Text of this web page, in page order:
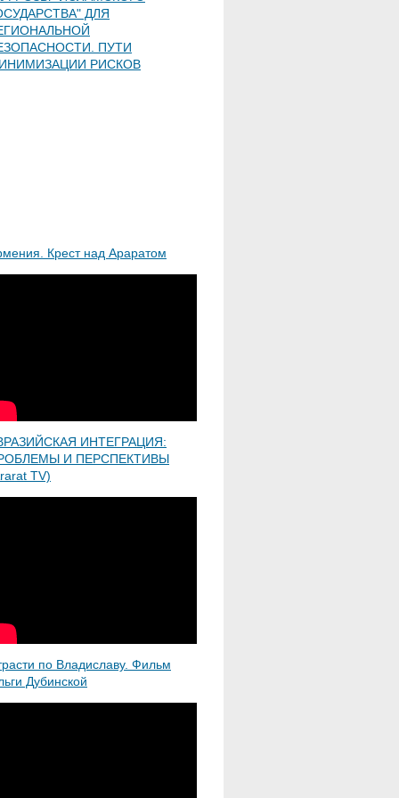
ДЛЯ
ПУТИ
РИСКОВ
Крест над Араратом
ИНТЕГРАЦИЯ:
И ПЕРСПЕКТИВЫ
TV)
по Владиславу. Фильм
Дубинской